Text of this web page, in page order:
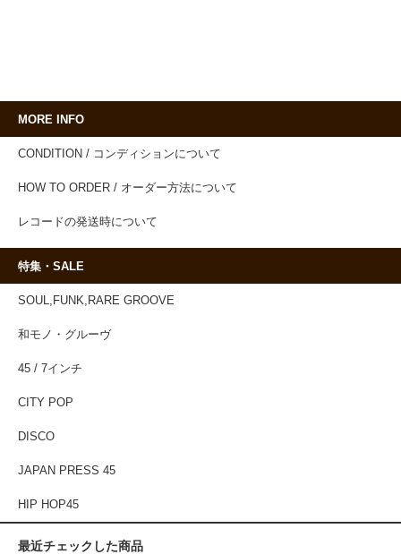
MORE INFO
CONDITION / コンディションについて
HOW TO ORDER / オーダー方法について
レコードの発送時について
特集・SALE
SOUL,FUNK,RARE GROOVE
和モノ・グルーヴ
45 / 7インチ
CITY POP
DISCO
JAPAN PRESS 45
HIP HOP45
最近チェックした商品